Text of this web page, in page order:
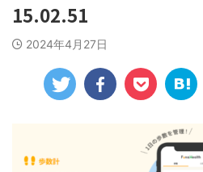
15.02.51
2024年4月27日